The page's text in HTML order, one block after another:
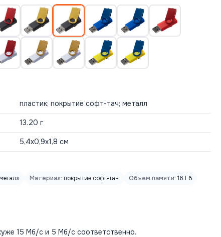
пластик; покрытие софт-тач; металл
13.20 г
5,4х0,9х1,8 см
металл Материал: покрытие софт-тач Объем памяти: 16 Гб
15 Мб/c и 5 Мб/с соответственно.